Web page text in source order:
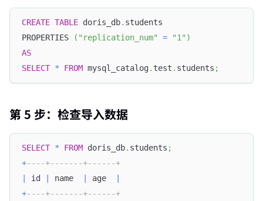
CREATE TABLE doris_db. students
PROPERTIES
( "replication_num" = "1" )
AS
SELECT * FROM mysql_catalog. test . students ;
第 5 步：检查导入数据
SELECT * FROM doris_db. students ;
+----+-------+------+
id name age
+----+-------+------+